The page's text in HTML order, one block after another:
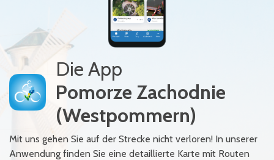
Die App
Pomorze Zachodnie
(Westpommern)
Mit uns gehen Sie auf der Strecke nicht verloren! In unserer
Anwendung finden Sie eine detaillierte Karte mit Routen